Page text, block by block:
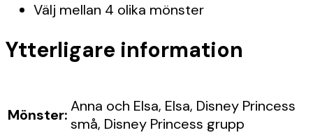
Välj mellan 4 olika mönster
Ytterligare information
Mönster:Anna och Elsa, Elsa, Disney Princess
små, Disney Princess grupp